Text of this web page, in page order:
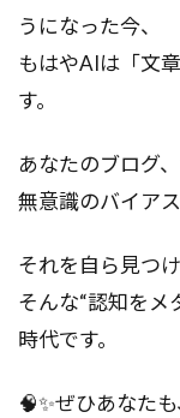
うになった今、
もはやAIは「文
す。
あなたのブログ
無意識のバイア
それを自ら見つ
そんな“認知をメ
時代です。
🧠✨ぜひあなた